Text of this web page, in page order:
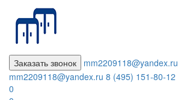
Заказать звонок
mm2209118@yandex.ru
mm2209118@yandex.ru 8 (495) 151-80-12
0